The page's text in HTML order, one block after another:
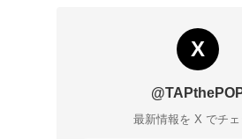
X
最新情報を X でチェ